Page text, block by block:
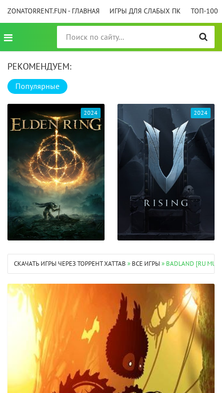
ZONATORRENT.FUN - ГЛАВНАЯ ИГРЫ ДЛЯ СЛАБЫХ ПК ТОП-100
РЕКОМЕНДУЕМ:
Популярные
2024 2024
СКАЧАТЬ ИГРЫ ЧЕРЕЗ ТОРРЕНТ XATTAB » ВСЕ ИГРЫ » BADLAND [RU